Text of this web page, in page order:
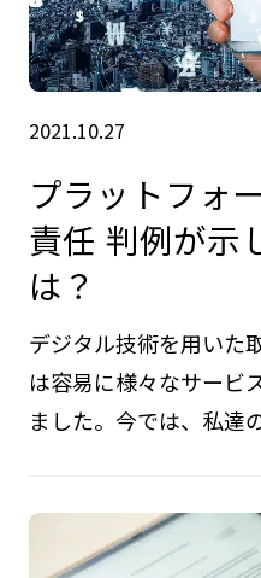
2021.10.27
プラットフォ
責任 判例が示
は？
デジタル技術を用いた
は容易に様々なサービ
ました。今では、私達